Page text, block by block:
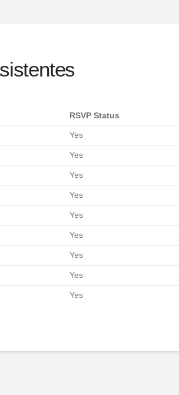
RSVP Status
Yes
Yes
Yes
Yes
Yes
Yes
Yes
Yes
Yes